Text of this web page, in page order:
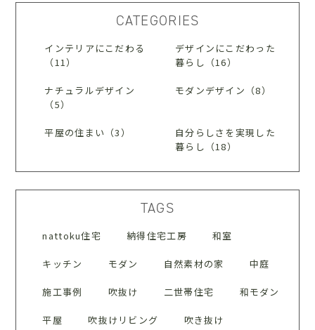
CATEGORIES
インテリアにこだわる
（11）
デザインにこだわった
暮らし（16）
ナチュラルデザイン
（5）
モダンデザイン（8）
平屋の住まい（3）
自分らしさを実現した
暮らし（18）
TAGS
nattoku住宅 納得住宅工房 和室
キッチン モダン 自然素材の家 中庭
施工事例 吹抜け 二世帯住宅 和モダン
平屋 吹抜けリビング 吹き抜け